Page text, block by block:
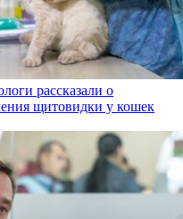
рассказали о
щитовидки у кошек